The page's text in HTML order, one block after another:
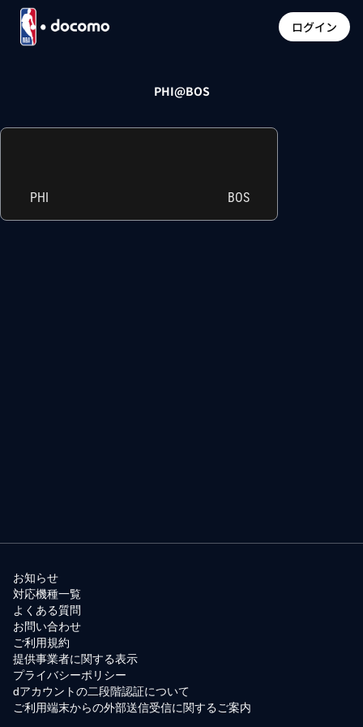
ログイン
PHI@BOS
PHI BOS
お知らせ
対応機種一覧
よくある質問
お問い合わせ
ご利用規約
提供事業者に関する表示
プライバシーポリシー
dアカウントの二段階認証について
ご利用端末からの外部送信受信に関するご案内